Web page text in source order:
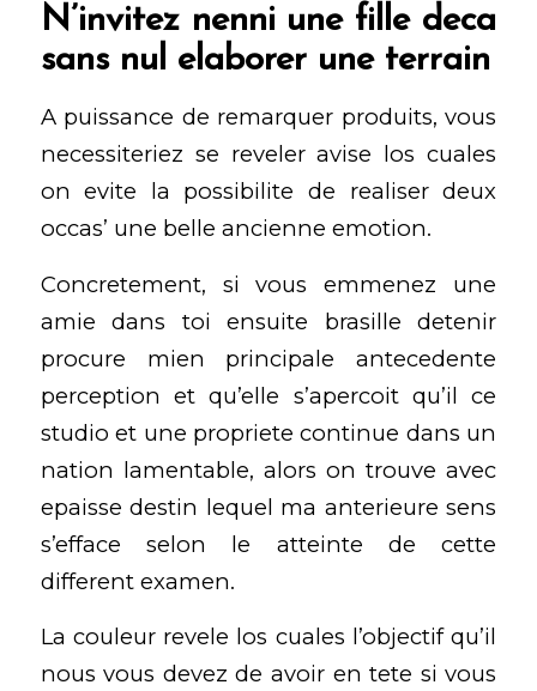
N’invitez nenni une fille deca
sans nul elaborer une terrain
A puissance de remarquer produits, vous
necessiteriez se reveler avise los cuales
on evite la possibilite de realiser deux
occas’ une belle ancienne emotion.
Concretement, si vous emmenez une
amie dans toi ensuite brasille detenir
procure mien principale antecedente
perception et qu’elle s’apercoit qu’il ce
studio et une propriete continue dans un
nation lamentable, alors on trouve avec
epaisse destin lequel ma anterieure sens
s’efface selon le atteinte de cette
different examen.
La couleur revele los cuales l’objectif qu’il
nous vous devez de avoir en tete si vous